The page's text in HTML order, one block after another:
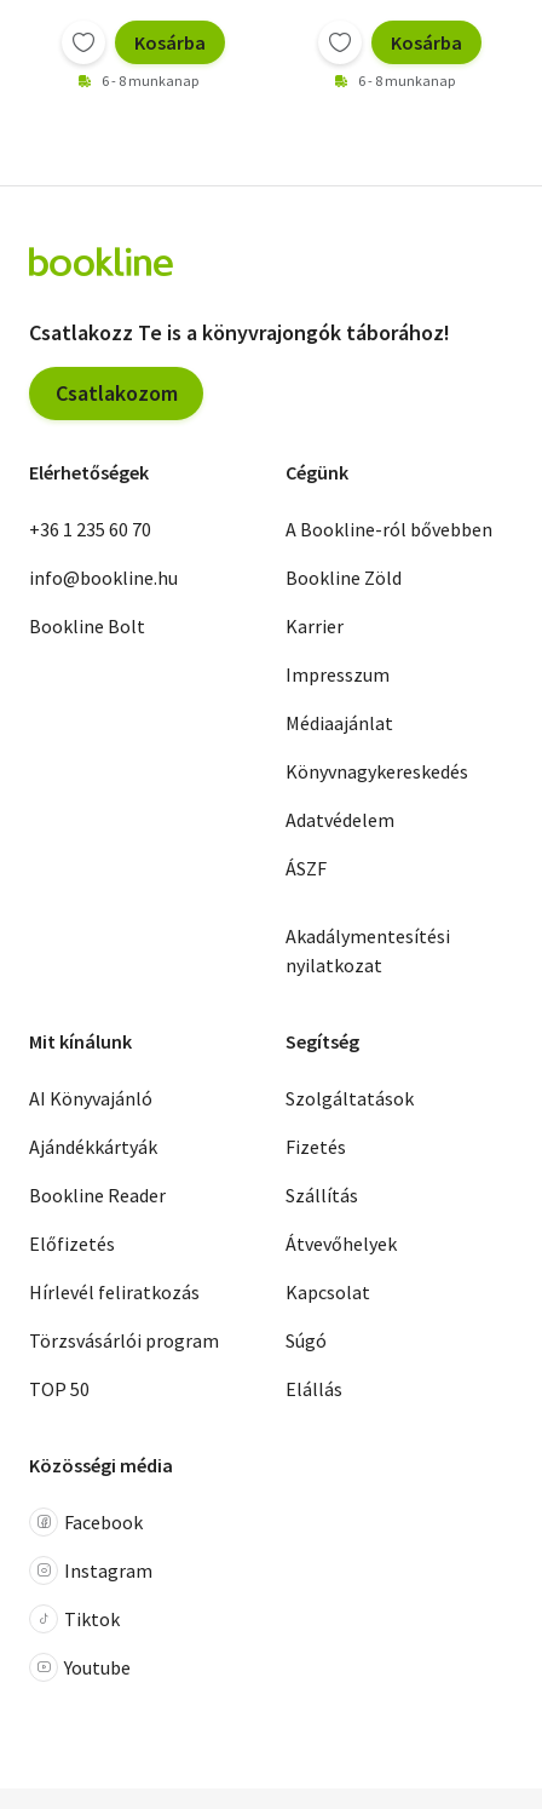
Kosárba
6 - 8 munkanap
Kosárba
6 - 8 munkanap
Csatlakozz Te is a könyvrajongók táborához!
Csatlakozom
Elérhetőségek
+36 1 235 60 70
info@bookline.hu
Bookline Bolt
Cégünk
A Bookline-ról bővebben
Bookline Zöld
Karrier
Impresszum
Médiaajánlat
Könyvnagykereskedés
Adatvédelem
ÁSZF
Akadálymentesítési
nyilatkozat
Mit kínálunk
AI Könyvajánló
Ajándékkártyák
Bookline Reader
Előfizetés
Hírlevél feliratkozás
Törzsvásárlói program
TOP 50
Segítség
Szolgáltatások
Fizetés
Szállítás
Átvevőhelyek
Kapcsolat
Súgó
Elállás
Közösségi média
Facebook
Instagram
Tiktok
Youtube